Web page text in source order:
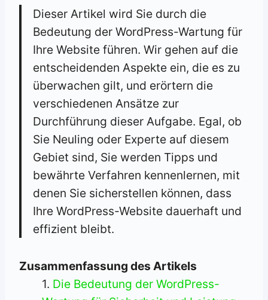
Dieser Artikel wird Sie durch die
Bedeutung der WordPress-Wartung für
Ihre Website führen. Wir gehen auf die
entscheidenden Aspekte ein, die es zu
überwachen gilt, und erörtern die
verschiedenen Ansätze zur
Durchführung dieser Aufgabe. Egal, ob
Sie Neuling oder Experte auf diesem
Gebiet sind, Sie werden Tipps und
bewährte Verfahren kennenlernen, mit
denen Sie sicherstellen können, dass
Ihre WordPress-Website dauerhaft und
effizient bleibt.
Zusammenfassung des Artikels
Die Bedeutung der WordPress-